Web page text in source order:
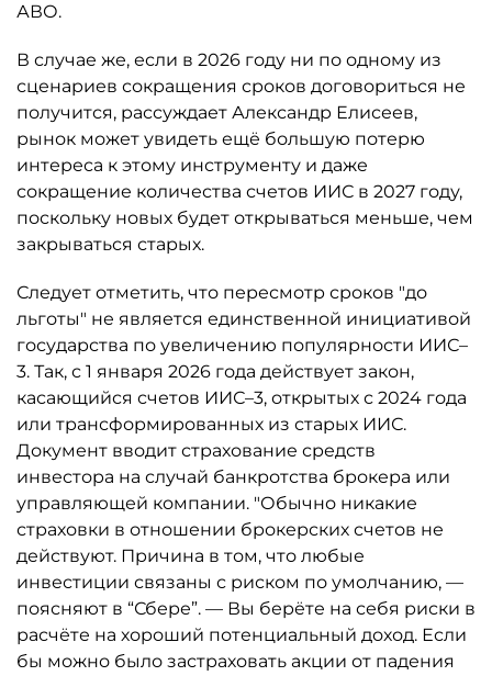
АВО.
В случае же, если в 2026 году ни по одному из
сценариев сокращения сроков договориться не
получится, рассуждает Александр Елисеев,
рынок может увидеть ещё большую потерю
интереса к этому инструменту и даже
сокращение количества счетов ИИС в 2027 году,
поскольку новых будет открываться меньше, чем
закрываться старых.
Следует отметить, что пересмотр сроков "до
льготы" не является единственной инициативой
государства по увеличению популярности ИИС–
3. Так, с 1 января 2026 года действует закон,
касающийся счетов ИИС–3, открытых с 2024 года
или трансформированных из старых ИИС.
Документ вводит страхование средств
инвестора на случай банкротства брокера или
управляющей компании. "Обычно никакие
страховки в отношении брокерских счетов не
действуют. Причина в том, что любые
инвестиции связаны с риском по умолчанию, —
поясняют в “Сбере”. — Вы берёте на себя риски в
расчёте на хороший потенциальный доход. Если
бы можно было застраховать акции от падения